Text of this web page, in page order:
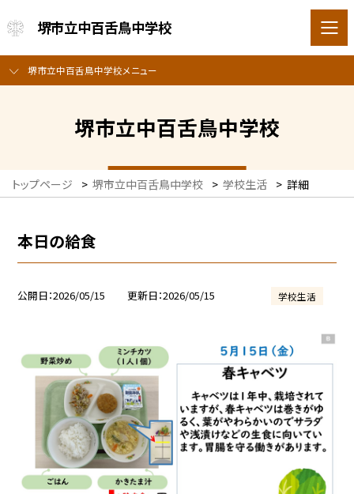
堺市立中百舌鳥中学校
堺市立中百舌鳥中学校メニュー
堺市立中百舌鳥中学校
トップページ > 堺市立中百舌鳥中学校 > 学校生活 > 詳細
本日の給食
公開日 2026/05/15 更新日 2026/05/15 学校生活